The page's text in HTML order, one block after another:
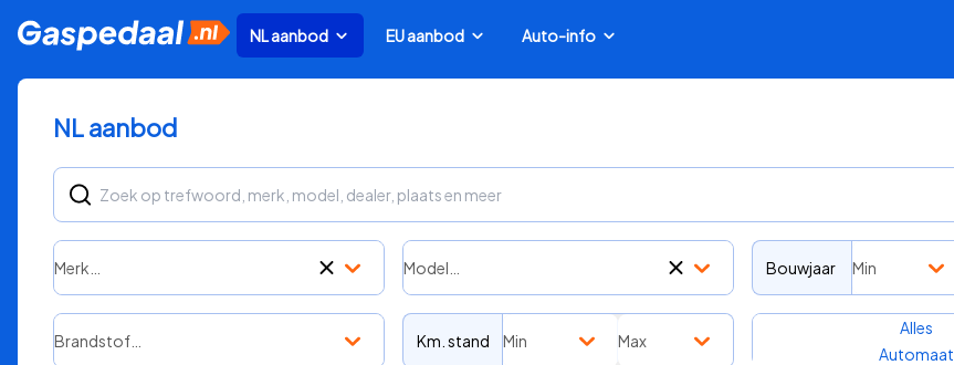
NL aanbod EU aanbod Auto-info
NL aanbod
Merk… Model… Bouwjaar Min
Brandstof… Km. stand Min Max
Transmissie
Alles
Automaat